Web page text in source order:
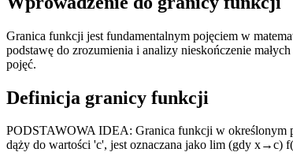
Granica funkcji jest fundamentalnym pojęciem w
podstawę do zrozumienia i analizy nieskończenie
pojęć.
Definicja granicy funkcji
PODSTAWOWA IDEA: Granica funkcji w określonym
dąży do wartości 'c', jest oznaczana jako lim (gdy x→c)